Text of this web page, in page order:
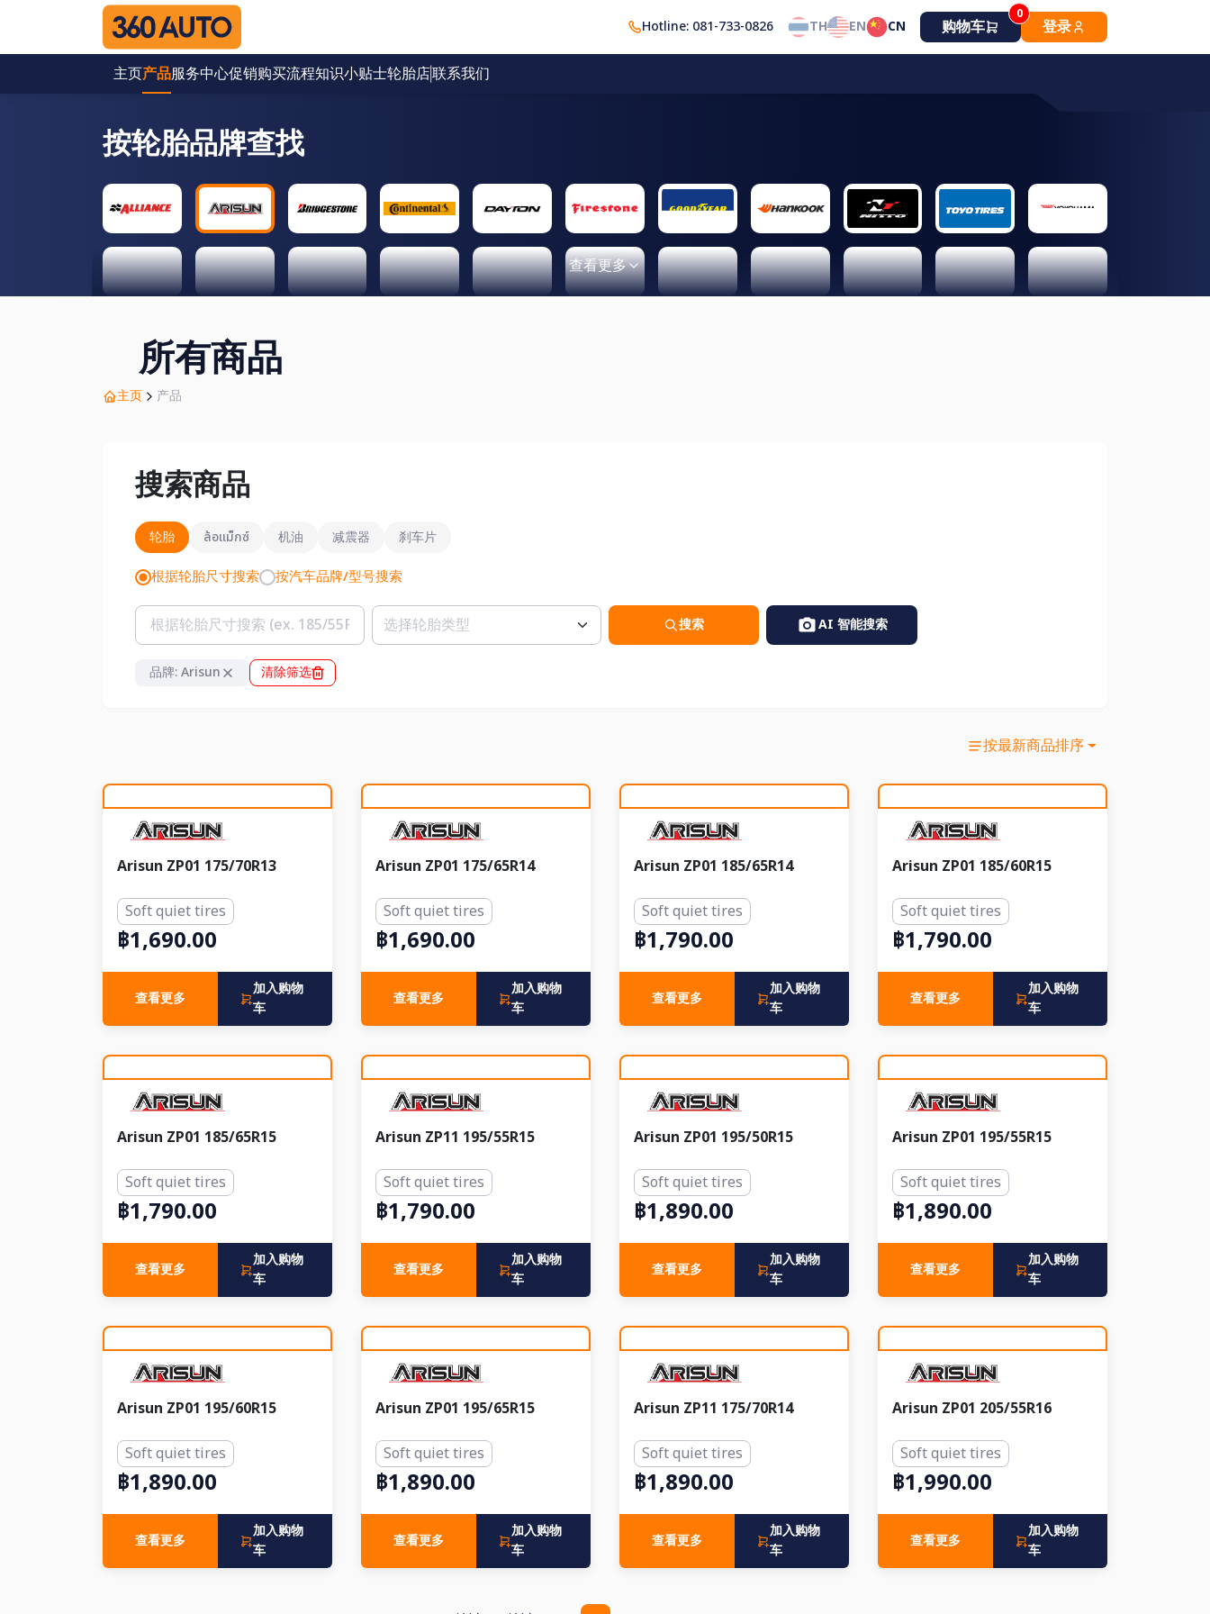
Hotline: 081-733-0826 TH EN CN 购物车
0
登录
主页产品服务中心促销购买流程知识小贴士轮胎店联系我们
按轮胎品牌查找
查看更多
所有商品
主页 产品
搜索商品
轮胎 ล้อแม็กซ์ 机油 减震器 刹车片
根据轮胎尺寸搜索 按汽车品牌/型号搜索
搜索 AI 智能搜索
品牌: Arisun 清除筛选
按最新商品排序
Arisun ZP01 175/70R13
Soft quiet tires
฿1,690.00
查看更多
加入购物
车
Arisun ZP01 175/65R14
Soft quiet tires
฿1,690.00
查看更多
加入购物
车
Arisun ZP01 185/65R14
Soft quiet tires
฿1,790.00
查看更多
加入购物
车
Arisun ZP01 185/60R15
Soft quiet tires
฿1,790.00
查看更多
加入购物
车
Arisun ZP01 185/65R15
Soft quiet tires
฿1,790.00
查看更多
加入购物
车
Arisun ZP11 195/55R15
Soft quiet tires
฿1,790.00
查看更多
加入购物
车
Arisun ZP01 195/50R15
Soft quiet tires
฿1,890.00
查看更多
加入购物
车
Arisun ZP01 195/55R15
Soft quiet tires
฿1,890.00
查看更多
加入购物
车
Arisun ZP01 195/60R15
Soft quiet tires
฿1,890.00
查看更多
加入购物
车
Arisun ZP01 195/65R15
Soft quiet tires
฿1,890.00
查看更多
加入购物
车
Arisun ZP11 175/70R14
Soft quiet tires
฿1,890.00
查看更多
加入购物
车
Arisun ZP01 205/55R16
Soft quiet tires
฿1,990.00
查看更多
加入购物
车